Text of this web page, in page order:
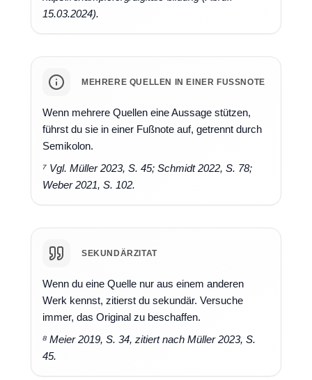
15.03.2024).
MEHRERE QUELLEN IN EINER FUSSNOTE
Wenn mehrere Quellen eine Aussage stützen,
führst du sie in einer Fußnote auf, getrennt durch
Semikolon.
⁷ Vgl. Müller 2023, S. 45; Schmidt 2022, S. 78;
Weber 2021, S. 102.
SEKUNDÄRZITAT
Wenn du eine Quelle nur aus einem anderen
Werk kennst, zitierst du sekundär. Versuche
immer, das Original zu beschaffen.
⁸ Meier 2019, S. 34, zitiert nach Müller 2023, S.
45.